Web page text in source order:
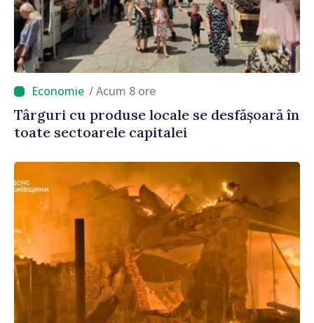
/ Acum 8 ore
Târguri cu produse locale se desfășoară în
toate sectoarele capitalei